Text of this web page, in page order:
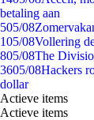
betaling aan
505/08
105/08Vollering
805/08The
3605/08Hackers
dollar
Actieve items
Actieve items